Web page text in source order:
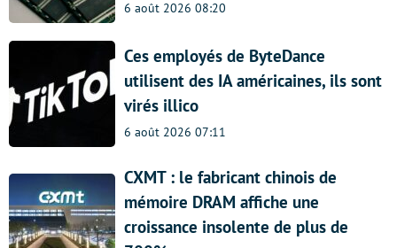
6 août 2026 08:20
Ces employés de ByteDance
utilisent des IA américaines, ils sont
virés illico
6 août 2026 07:11
CXMT : le fabricant chinois de
mémoire DRAM affiche une
croissance insolente de plus de